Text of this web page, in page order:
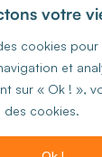
Gérer les
Conditions
de
gestion
Les
votre
cookies pour
et
sur « Ok ! »,
des cookies.